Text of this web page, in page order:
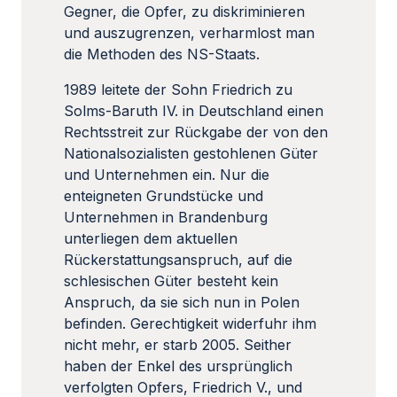
Gegner, die Opfer, zu diskriminieren
und auszugrenzen, verharmlost man
die Methoden des NS-Staats.
1989 leitete der Sohn Friedrich zu
Solms-Baruth IV. in Deutschland einen
Rechtsstreit zur Rückgabe der von den
Nationalsozialisten gestohlenen Güter
und Unternehmen ein. Nur die
enteigneten Grundstücke und
Unternehmen in Brandenburg
unterliegen dem aktuellen
Rückerstattungsanspruch, auf die
schlesischen Güter besteht kein
Anspruch, da sie sich nun in Polen
befinden. Gerechtigkeit widerfuhr ihm
nicht mehr, er starb 2005. Seither
haben der Enkel des ursprünglich
verfolgten Opfers, Friedrich V., und